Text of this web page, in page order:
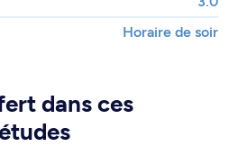
Horaire de soir
dans ces